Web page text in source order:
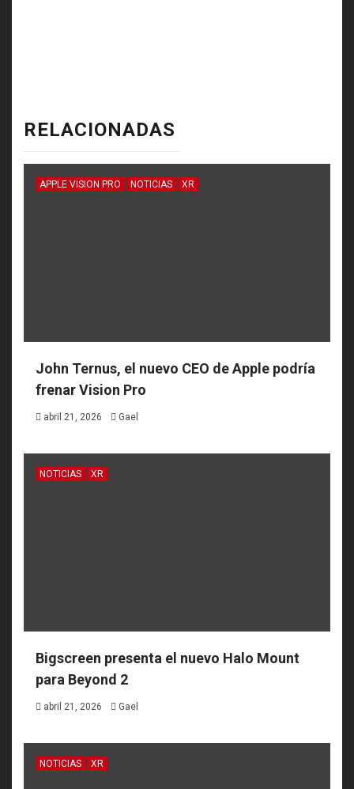
RELACIONADAS
APPLE VISION PRO NOTICIAS XR
John Ternus, el nuevo CEO de Apple podría
frenar Vision Pro
abril 21, 2026 Gael
NOTICIAS XR
Bigscreen presenta el nuevo Halo Mount
para Beyond 2
abril 21, 2026 Gael
NOTICIAS XR